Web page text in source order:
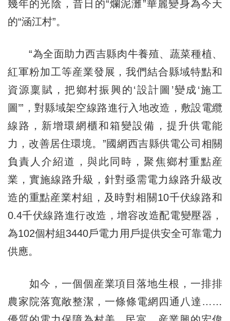
幾年的光陰，昔日的“爛泥灘”華麗變身為今天
的“涵江村”。
“為全面助力西吉縣肉牛養殖、蔬菜種植、
紅軍粉加工等産業發展，我們結合縣域特點和
資源稟賦，把鄉村振興的‘設計圖’變成‘施工
圖’”，對縣域架空線路進行入地改造，敷設電纜
線路，新增環網櫃和箱變設備，提升供電能
力，改善居住環境。”國網西吉縣供電公司相關
負責人介紹道，與此同時，聚焦鄉村重點産
業，實施線路升級，針對亟需電力線路升級改
造的重點産業村組，及時對相關10千伏線路和
0.4千伏線路進行改造，增容改造配電變壓器，
為102個村組3440戶電力用戶提供安全可靠電力
供應。
如今，一個個産業項目落地生根，一排排
農家院落寬敞整潔，一條條電網四通八達……